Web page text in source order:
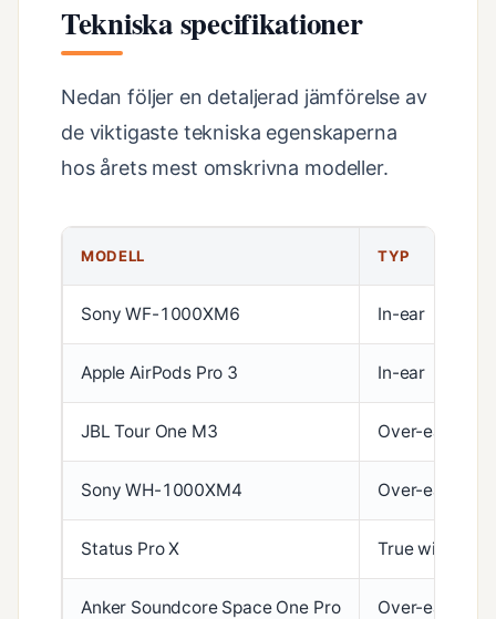
Tekniska specifikationer
Nedan följer en detaljerad jämförelse av
de viktigaste tekniska egenskaperna
hos årets mest omskrivna modeller.
MODELL TYP
Sony WF-1000XM6 In-ear
Apple AirPods Pro 3 In-ear
JBL Tour One M3 Over-ear
Sony WH-1000XM4 Over-ear
Status Pro X True wireless
Anker Soundcore Space One Pro Over-ear